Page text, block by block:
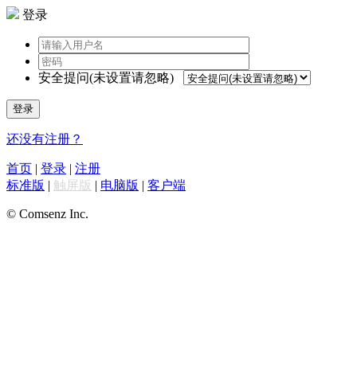
登录
安全提问(未设置请忽略)
登录
还没有注册？
首页 | 登录 | 注册
标准版 | 触屏版 | 电脑版 | 客户端
© Comsenz Inc.